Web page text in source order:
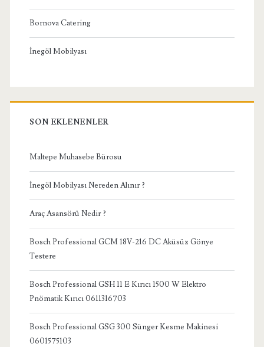
Bornova Catering
İnegöl Mobilyası
SON EKLENENLER
Maltepe Muhasebe Bürosu
İnegöl Mobilyası Nereden Alınır ?
Araç Asansörü Nedir ?
Bosch Professional GCM 18V-216 DC Aküsüz Gönye
Testere
Bosch Professional GSH 11 E Kırıcı 1500 W Elektro
Pnömatik Kırıcı 0611316703
Bosch Professional GSG 300 Sünger Kesme Makinesi
0601575103